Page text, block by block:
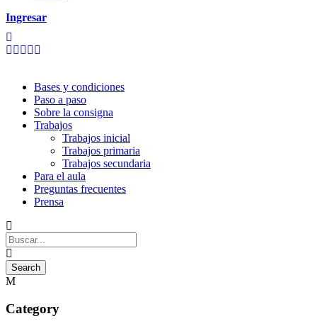
Ingresar
Bases y condiciones
Paso a paso
Sobre la consigna
Trabajos
Trabajos inicial
Trabajos primaria
Trabajos secundaria
Para el aula
Preguntas frecuentes
Prensa
Category